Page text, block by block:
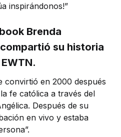
inspirándonos!”
Brenda
su historia
convirtió en 2000 después
fe católica a través del
Después de su
en vivo y estaba